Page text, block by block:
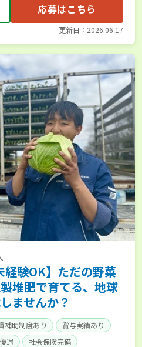
応募はこちら
更新日：2026.06.17
経験OK】ただの野菜
堆肥で育てる、地球
ませんか？
補助制度あり
賞与実績あり
遇 社会保険完備